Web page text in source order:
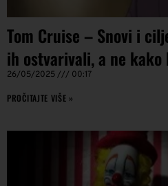
Tom Cruise – Snovi i
ih ostvarivali, a ne
26/05/2025 00:17
PROČITAJTE VIŠE »